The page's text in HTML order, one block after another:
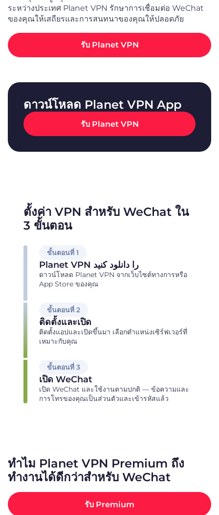
ระหว่างประเทศ Planet VPN รักษาการเชื่อมต่อ WeChat
ของคุณให้เสถียรและการสนทนาของคุณให้ปลอดภัย
รับ Planet VPN
ดาวน์โหลด Planet VPN App
รับ Planet VPN
ตั้งค่า VPN สำหรับ WeChat ใน
3 ขั้นตอน
ขั้นตอนที่ 1
Planet VPN را دانلود کنید
ดาวน์โหลด Planet VPN จากเว็บไซต์ทางการหรือ
App Store ของคุณ
ขั้นตอนที่ 2
ติดตั้งและเปิด
ติดตั้งแอปและเปิดขึ้นมา เลือกตำแหน่งเซิร์ฟเวอร์ที่
เหมาะกับคุณ
ขั้นตอนที่ 3
เปิด WeChat
เปิด WeChat และใช้งานตามปกติ — ข้อความและ
การโทรของคุณเป็นส่วนตัวและเข้ารหัสแล้ว
ทำไม Planet VPN Premium ถึง
ทำงานได้ดีกว่าสำหรับ WeChat
รับ Premium